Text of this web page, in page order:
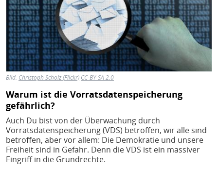
Bild: Christoph Scholz (Flickr) CC-BY-SA 2.0
Warum ist die Vorratsdatenspeicherung
gefährlich?
Auch Du bist von der Überwachung durch
Vorratsdatenspeicherung (VDS) betroffen, wir alle sind
betroffen, aber vor allem: Die Demokratie und unsere
Freiheit sind in Gefahr. Denn die VDS ist ein massiver
Eingriff in die Grundrechte.